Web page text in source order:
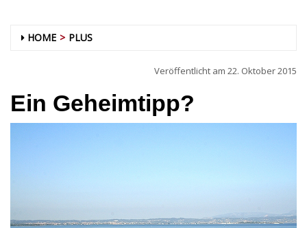
HOME PLUS
Veröffentlicht am 22. Oktober 2015
Ein Geheimtipp?